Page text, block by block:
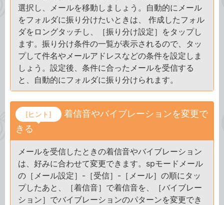
選択し、メールを移動しましょう。自動的にメール
をフォルダに振り分けたいときは、 作成したフォル
ダをロングタッチし、［振り分け設定］をタップし
ます。振り分け条件の一覧が表示されるので、タッ
プして件名やメールアドレスなどの条件を設定しま
しょう。設定後、条件に合ったメールを受信する
と、自動的にフォルダに振り分けられます。
[ヒント]
着信音やバイブレーションを変更で
きる
メールを受信したときの着信音やバイブレーション
は、好みに合わせて変更できます。spモードメール
の［メール設定］-［受信］-［メール］の順にタッ
プしたあと、［着信音］で着信音を、［バイブレー
ション］でバイブレーションのパターンを変更でき